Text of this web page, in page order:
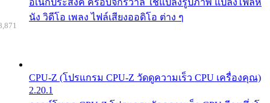
อเนกประสงค์ ครอบจักรวาล ใช้แปลงรูปภาพ แปลงไฟล์ห
นัง วิดีโอ เพลง ไฟล์เสียงออดิโอ ต่าง ๆ
CPU-Z (โปรแกรม CPU-Z วัดดูความเร็ว CPU เครื่องคุณ)
2.20.1